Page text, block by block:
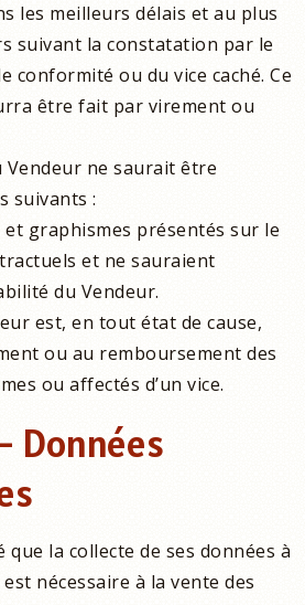
les meilleurs délais et au plus
suivant la constatation par le
conformité ou du vice caché. Ce
être fait par virement ou
ne saurait être
suivants :
et graphismes présentés sur le
et ne sauraient
du Vendeur.
est, en tout état de cause,
ou au remboursement des
ou affectés d’un vice.
Données
la collecte de ses données à
nécessaire à la vente des